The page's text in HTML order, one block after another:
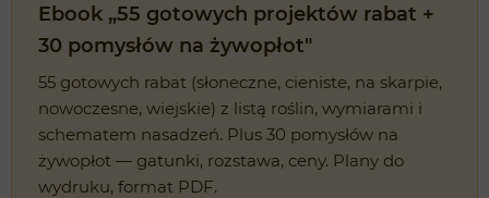
Ebook „55 gotowych projektów rabat +
30 pomysłów na żywopłot"
55 gotowych rabat (słoneczne, cieniste, na skarpie,
nowoczesne, wiejskie) z listą roślin, wymiarami i
schematem nasadzeń. Plus 30 pomysłów na
żywopłot — gatunki, rozstawa, ceny. Plany do
wydruku, format PDF.